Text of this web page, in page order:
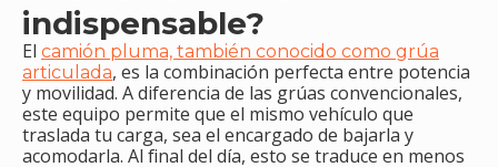
indispensable?
El camión pluma, también conocido como grúa
articulada, es la combinación perfecta entre potencia
y movilidad. A diferencia de las grúas convencionales,
este equipo permite que el mismo vehículo que
traslada tu carga, sea el encargado de bajarla y
acomodarla. Al final del día, esto se traduce en menos